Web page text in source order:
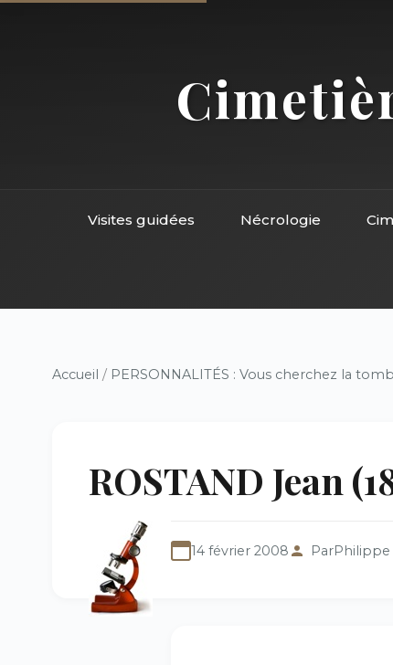
Visites guidées Nécrologie
Accueil / PERSONNALITÉS : Vous cherchez la
ROSTAND Jean
14 février 2008 ParPhilippe